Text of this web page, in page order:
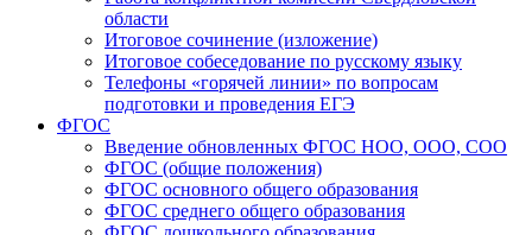
области
Итоговое сочинение (изложение)
Итоговое собеседование по русскому языку
Телефоны «горячей линии» по вопросам
подготовки и проведения ЕГЭ
ФГОС
Введение обновленных ФГОС НОО, ООО, СОО
ФГОС (общие положения)
ФГОС основного общего образования
ФГОС среднего общего образования